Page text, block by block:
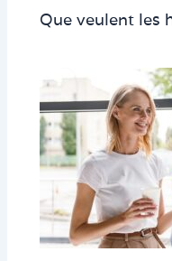
Que veulent les